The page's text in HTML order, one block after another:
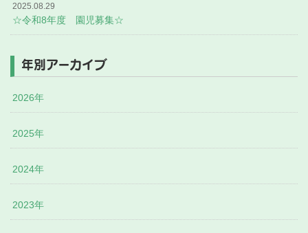
2025.08.29
☆令和8年度 園児募集☆
年別アーカイブ
2026年
2025年
2024年
2023年